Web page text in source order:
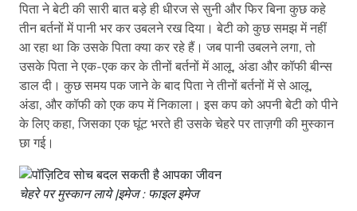
पिता ने बेटी की सारी बात बड़े ही धीरज से सुनी और फिर बिना कुछ कहे
तीन बर्तनों में पानी भर कर उबलने रख दिया। बेटी को कुछ समझ में नहीं
आ रहा था कि उसके पिता क्या कर रहे हैं। जब पानी उबलने लगा, तो
उसके पिता ने एक-एक कर के तीनों बर्तनों में आलू, अंडा और कॉफी बीन्स
डाल दी। कुछ समय पक जाने के बाद पिता ने तीनों बर्तनों में से आलू,
अंडा, और कॉफी को एक कप में निकाला। इस कप को अपनी बेटी को पीने
के लिए कहा, जिसका एक घूंट भरते ही उसके चेहरे पर ताज़गी की मुस्कान
छा गई।
चेहरे पर मुस्कान लाये |इमेज : फाइल इमेज